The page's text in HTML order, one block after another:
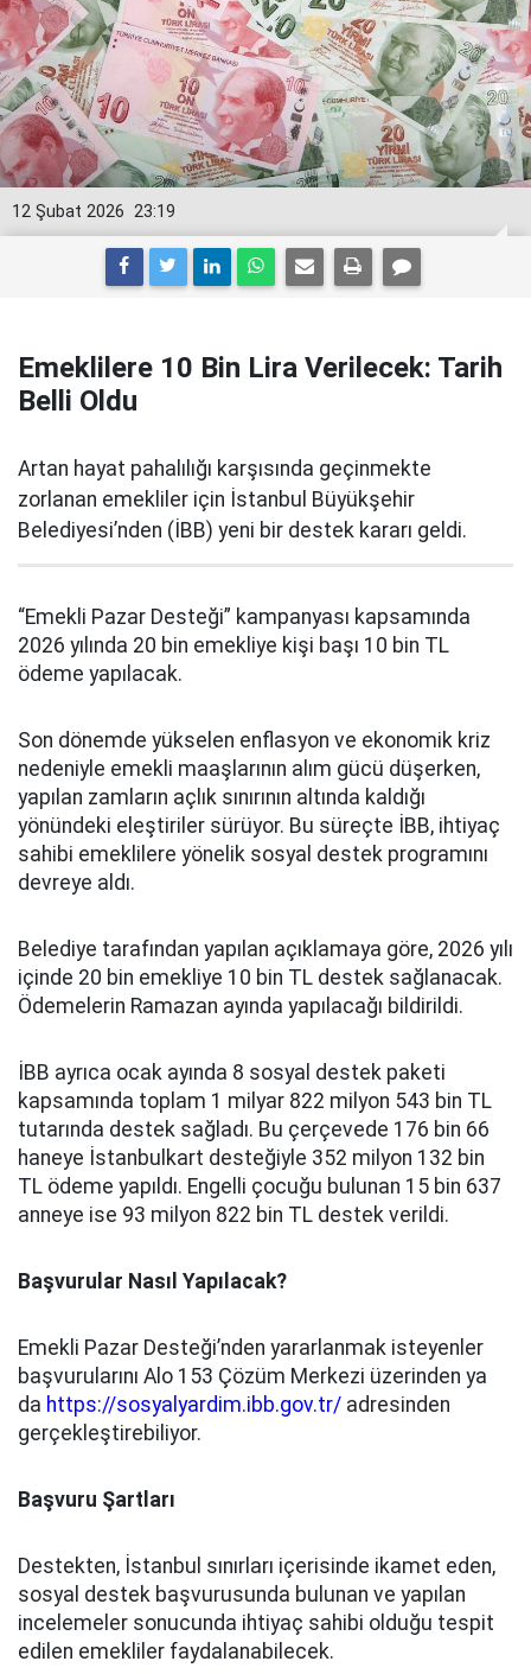
23:19
12 Şubat 2026
Emeklilere 10 Bin Lira Verilecek: Tarih
Belli Oldu
Artan hayat pahalılığı karşısında geçinmekte
zorlanan emekliler için İstanbul Büyükşehir
Belediyesi’nden (İBB) yeni bir destek kararı geldi.
“Emekli Pazar Desteği” kampanyası kapsamında
2026 yılında 20 bin emekliye kişi başı 10 bin TL
ödeme yapılacak.
Son dönemde yükselen enflasyon ve ekonomik kriz
nedeniyle emekli maaşlarının alım gücü düşerken,
yapılan zamların açlık sınırının altında kaldığı
yönündeki eleştiriler sürüyor. Bu süreçte İBB, ihtiyaç
sahibi emeklilere yönelik sosyal destek programını
devreye aldı.
Belediye tarafından yapılan açıklamaya göre, 2026 yılı
içinde 20 bin emekliye 10 bin TL destek sağlanacak.
Ödemelerin Ramazan ayında yapılacağı bildirildi.
İBB ayrıca ocak ayında 8 sosyal destek paketi
kapsamında toplam 1 milyar 822 milyon 543 bin TL
tutarında destek sağladı. Bu çerçevede 176 bin 66
haneye İstanbulkart desteğiyle 352 milyon 132 bin
TL ödeme yapıldı. Engelli çocuğu bulunan 15 bin 637
anneye ise 93 milyon 822 bin TL destek verildi.
Başvurular Nasıl Yapılacak?
Emekli Pazar Desteği’nden yararlanmak isteyenler
başvurularını Alo 153 Çözüm Merkezi üzerinden ya
da https://sosyalyardim.ibb.gov.tr/ adresinden
gerçekleştirebiliyor.
Başvuru Şartları
Destekten, İstanbul sınırları içerisinde ikamet eden,
sosyal destek başvurusunda bulunan ve yapılan
incelemeler sonucunda ihtiyaç sahibi olduğu tespit
edilen emekliler faydalanabilecek.